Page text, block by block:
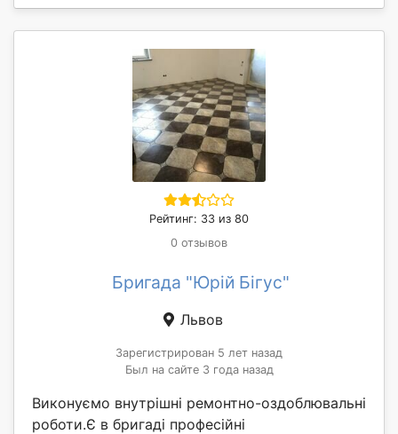
Рейтинг: 33 из 80
0 отзывов
Бригада "Юрій Бігус"
Львов
Зарегистрирован 5 лет назад
Был на сайте 3 года назад
Виконуємо внутрішні ремонтно-оздоблювальні
роботи.Є в бригаді професійні